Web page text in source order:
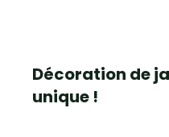
Décoration de
unique !